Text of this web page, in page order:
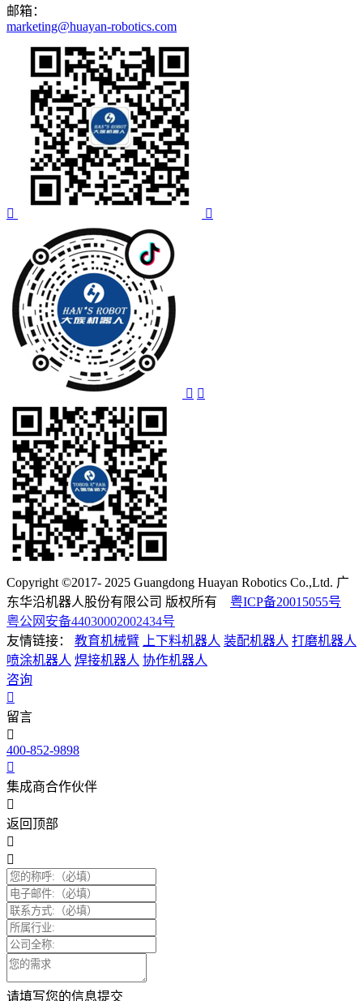
邮箱：
marketing@huayan-robotics.com
Copyright ©2017- 2025 Guangdong Huayan Robotics Co.,Ltd. 广
东华沿机器人股份有限公司 版权所有 粤ICP备20015055号
粤公网安备44030002002434号
友情链接：
教育机械臂 上下料机器人 装配机器人 打磨机器人
喷涂机器人 焊接机器人 协作机器人
咨询
留言
400-852-9898
集成商合作伙伴
返回顶部
请填写您的信息提交